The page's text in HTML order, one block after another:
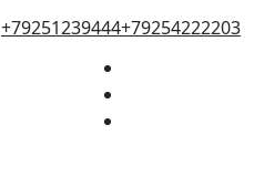
+79251239444+79254222203